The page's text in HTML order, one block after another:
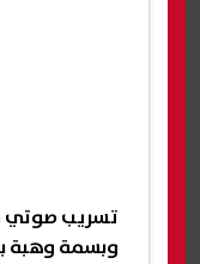
تسريب صوتي
وبسمة وهبة